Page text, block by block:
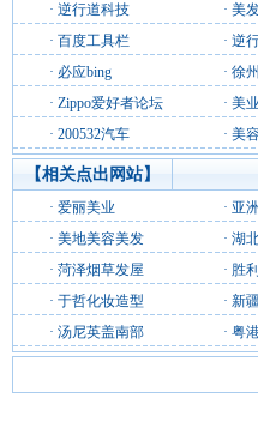
· 逆行道科技 · 美
· 百度工具栏 · 逆
· 必应bing · 徐
· Zippo爱好者论坛 · 美
· 200532汽车 · 美
【相关点出网站】
· 爱丽美业 · 亚
· 美地美容美发 · 湖
· 菏泽烟草发屋 · 胜
· 于哲化妆造型 · 新
· 汤尼英盖南部 · 粤